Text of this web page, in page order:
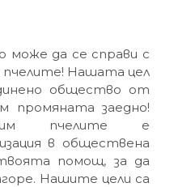
може да се справи с
пчелите! Нашата цел
общество от
промяната заедно!
пчелите e
в обществена
помощ, за да
Нашите цели са